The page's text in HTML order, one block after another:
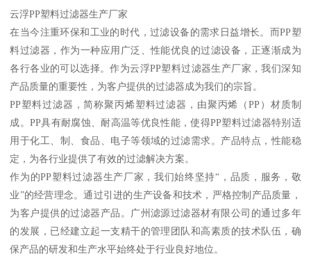
云浮PP塑料过滤器生产厂家
在当今注重环保和工业的时代，过滤设备的需求日益增长。而PP塑
料过滤器，作为一种应用广泛、性能优良的过滤设备，正逐渐成为
各行各业的可以选择。作为云浮PP塑料过滤器生产厂家，我们深知
产品质量的重要性，为客户提供的过滤器成为我们的宗旨。
PP塑料过滤器，简称聚丙烯塑料过滤器，由聚丙烯（PP）材质制
成。PP具有耐腐蚀、耐高温等优良性能，使得PP塑料过滤器特别适
用于化工、制、食品、电子等领域的过滤需求。产品特点，性能稳
定，为各行业提供了有效的过滤解决方案。
作为的PP塑料过滤器生产厂家，我们始终坚持“，品质，服务，敬
业”的经营理念。通过引进的生产设备和技术，严格控制产品质量，
为客户提供的过滤器产品。广州滤源过滤器材有限公司的通过多年
的发展，已经建立起一支精干的管理团队和高素质的技术队伍，确
保产品的研发和生产水平始终处于行业良好地位。